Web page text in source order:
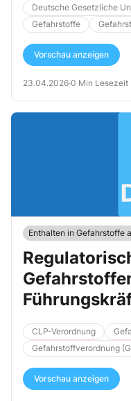
Deutsche Gesetzliche
Gefahrstoffe
Vorschau anzeigen
23.04.2026·0 Min Lesezeit
Enthalten in Gefahrstoffe
tun müssen
CLP-Verordnung
Gefahrstoffverordnung
Vorschau anzeigen